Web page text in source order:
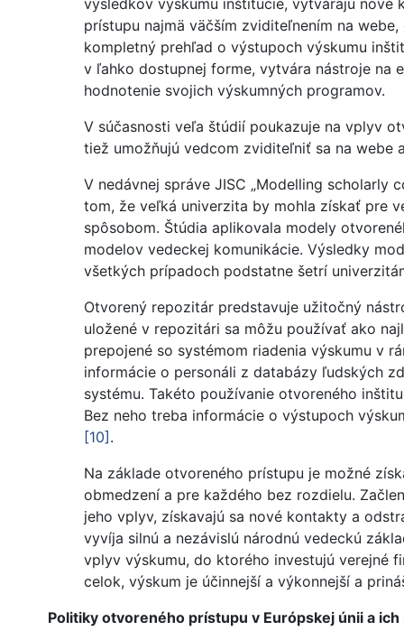
výsledkov výskumu inštitúcie, vytvárajú nové
prístupu najmä väčším zviditeľnením na
kompletný prehľad o výstupoch výskumu
v ľahko dostupnej forme, vytvára nástroje na
hodnotenie svojich výskumných programov.
V súčasnosti veľa štúdií poukazuje na vplyv
tiež umožňujú vedcom zviditeľniť sa na webe
V nedávnej správe JISC „Modelling
tom, že veľká univerzita by mohla získať pre
spôsobom. Štúdia aplikovala modely
modelov vedeckej komunikácie. Výsledky
všetkých prípadoch podstatne šetrí
Otvorený repozitár predstavuje užitočný
uložené v repozitári sa môžu používať ako
prepojené so systémom riadenia výskumu v
informácie o personáli z databázy ľudských
systému. Takéto používanie otvoreného
Bez neho treba informácie o výstupoch
[10] .
Na základe otvoreného prístupu je možné
obmedzení a pre každého bez rozdielu.
jeho vplyv, získavajú sa nové kontakty a
vyvíja silnú a nezávislú národnú vedeckú
vplyv výskumu, do ktorého investujú verejné
celok, výskum je účinnejší a výkonnejší a
Politiky otvoreného prístupu v Európskej únii a